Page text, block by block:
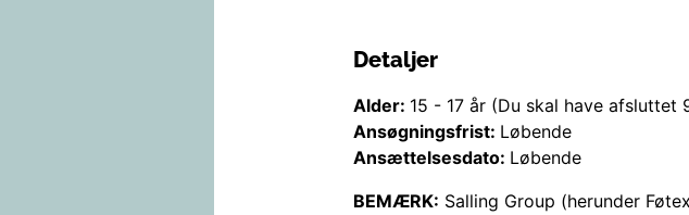
Detaljer
Alder: 15 - 17 år (Du skal have afsluttet
Ansøgningsfrist: Løbende
Ansættelsesdato: Løbende
BEMÆRK: Salling Group (herunder Føtex